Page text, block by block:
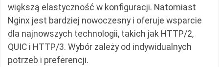
większą elastyczność w konfiguracji. Natomiast
Nginx jest bardziej nowoczesny i oferuje wsparcie
dla najnowszych technologii, takich jak HTTP/2,
QUIC i HTTP/3. Wybór zależy od indywidualnych
potrzeb i preferencji.